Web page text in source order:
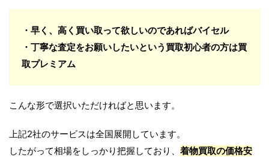
・早く、高く買い取って欲しいのであればバイセル
・丁寧な査定をお願いしたいという買取初心者の方は買
取プレミアム
こんな形で選択いただければと思います。
上記2社のサービスは全国展開しています。
したがって相場をしっかり把握しており、 着物買取の価格安